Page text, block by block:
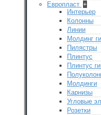
Европласт +
Интерьер
Колонны
Линии
Молдинг
Пилястры
Плинтус
Плинтус
Молдинги
Карнизы
Угловые
Розетки